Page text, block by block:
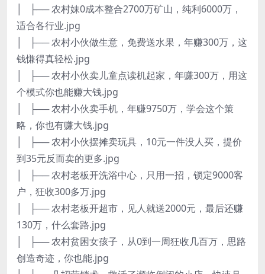
│ ├── 农村妹0成本整合2700万矿山，纯利6000万，
适合各行业.jpg
│ ├── 农村小伙做生意，免费送水果，年赚300万，这
钱慊得真轻松.jpg
│ ├── 农村小伙卖儿童点读机起家，年赚300万，用这
个模式你也能赚大钱.jpg
│ ├── 农村小伙卖手机，年赚9750万，学会这个策
略，你也有赚大钱.jpg
│ ├── 农村小伙摆摊卖玩具，10元一件没人买，提价
到35元反而卖的更多.jpg
│ ├── 农村老板开洗浴中心，只用一招，锁定9000客
户，狂收300多万.jpg
│ ├── 农村老板开超市，见人就送2000元，最后还赚
130万，什么套路.jpg
│ ├── 农村贫困女孩子，从0到一周狂收几百万，思路
创造奇迹，你也能.jpg